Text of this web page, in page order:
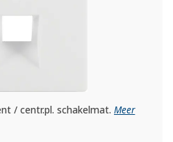
/ centr.pl. schakelmat.Meer